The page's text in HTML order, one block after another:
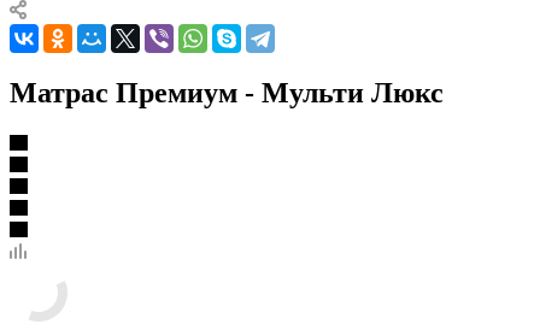
Матрас Премиум - Мульти Люкс